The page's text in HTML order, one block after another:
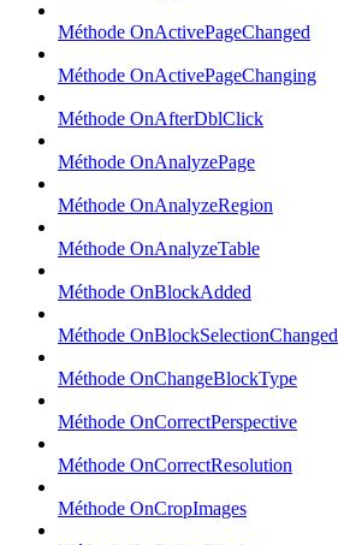
Méthode OnActivePageChanged
Méthode OnActivePageChanging
Méthode OnAfterDblClick
Méthode OnAnalyzePage
Méthode OnAnalyzeRegion
Méthode OnAnalyzeTable
Méthode OnBlockAdded
Méthode OnBlockSelectionChanged
Méthode OnChangeBlockType
Méthode OnCorrectPerspective
Méthode OnCorrectResolution
Méthode OnCropImages